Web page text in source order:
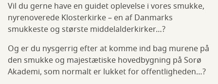
Vil du gerne have en guidet oplevelse i vores smukke,
nyrenoverede Klosterkirke – en af Danmarks
smukkeste og største middelalderkirker…?
Og er du nysgerrig efter at komme ind bag murene på
den smukke og majestætiske hovedbygning på Sorø
Akademi, som normalt er lukket for offentligheden…?